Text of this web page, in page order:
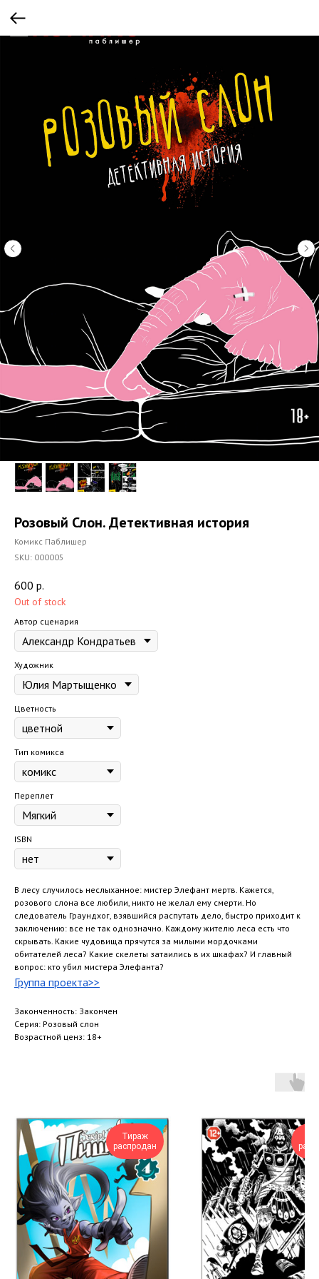
Розовый Слон. Детективная история
Комикс Паблишер
SKU: 000005
600 р.
Out of stock
Автор сценария
Художник
Цветность
Тип комикса
Переплет
ISBN
В лесу случилось неслыханное: мистер Элефант мертв. Кажется,
розового слона все любили, никто не желал ему смерти. Но
следователь Граундхог, взявшийся распутать дело, быстро приходит к
заключению: все не так однозначно. Каждому жителю леса есть что
скрывать. Какие чудовища прячутся за милыми мордочками
обитателей леса? Какие скелеты затаились в их шкафах? И главный
вопрос: кто убил мистера Элефанта?
Группа проекта>>
Законченность: Закончен
Серия: Розовый слон
Возрастной ценз: 18+
Тираж
распродан